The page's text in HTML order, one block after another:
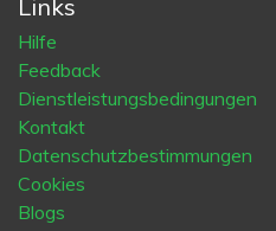
Links
Hilfe
Feedback
Dienstleistungsbedingungen
Kontakt
Datenschutzbestimmungen
Cookies
Blogs